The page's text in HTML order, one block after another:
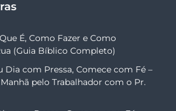
É, Como Fazer e Como
(Guia Bíblico Completo)
Dia com Pressa, Comece com Fé –
pelo Trabalhador com o Pr.